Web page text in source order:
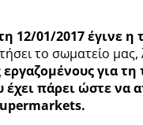
12/01/2017 έγινε η
το σωματείο
για
έχει πάρει ώστε να